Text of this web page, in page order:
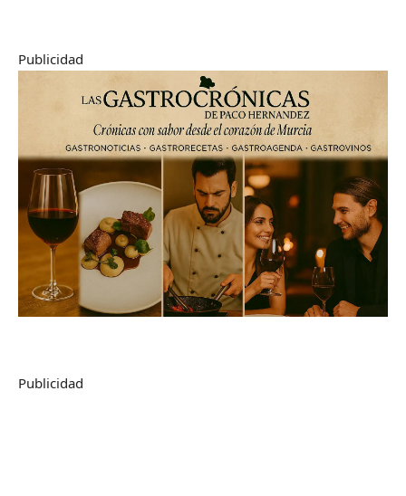
Publicidad
Publicidad